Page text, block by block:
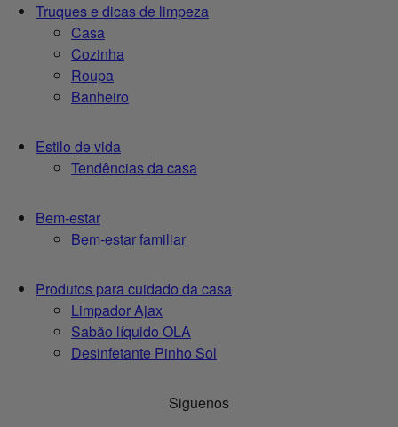
Truques e dicas de limpeza
Casa
Cozinha
Roupa
Banheiro
Estilo de vida
Tendências da casa
Bem-estar
Bem-estar familiar
Produtos para cuidado da casa
Limpador Ajax
Sabão líquido OLA
Desinfetante Pinho Sol
Siguenos